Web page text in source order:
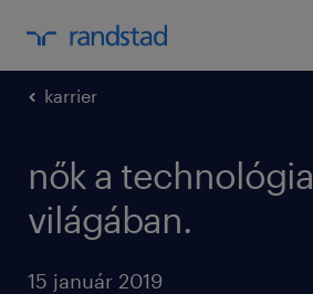
karrier
nők a technológia
világában.
15 január 2019